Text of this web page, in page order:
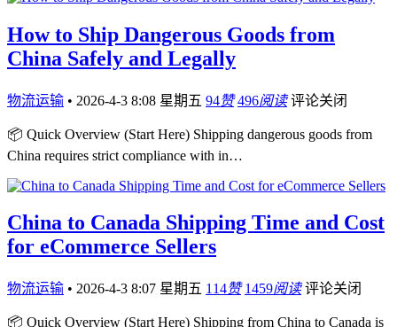
How to Ship Dangerous Goods from
China Safely and Legally
物流运输 • 2026-4-3 8:08 星期五 94赞 496阅读 评论关闭
📦 Quick Overview (Start Here) Shipping dangerous goods from
China requires strict compliance with in…
China to Canada Shipping Time and Cost
for eCommerce Sellers
物流运输 • 2026-4-3 8:07 星期五 114赞 1459阅读 评论关闭
📦 Quick Overview (Start Here) Shipping from China to Canada is